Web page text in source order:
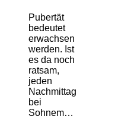
Pubertät
bedeutet
erwachsen
werden. Ist
es da noch
ratsam,
jeden
Nachmittag
bei
Sohnem…